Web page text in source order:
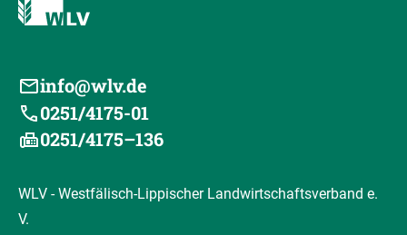
info@wlv.de
0251/4175-01
0251/4175–136
WLV - Westfälisch-Lippischer Landwirtschaftsverband e.
V.